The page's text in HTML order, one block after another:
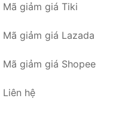
Mã giảm giá Tiki
Mã giảm giá Lazada
Mã giảm giá Shopee
Liên hệ